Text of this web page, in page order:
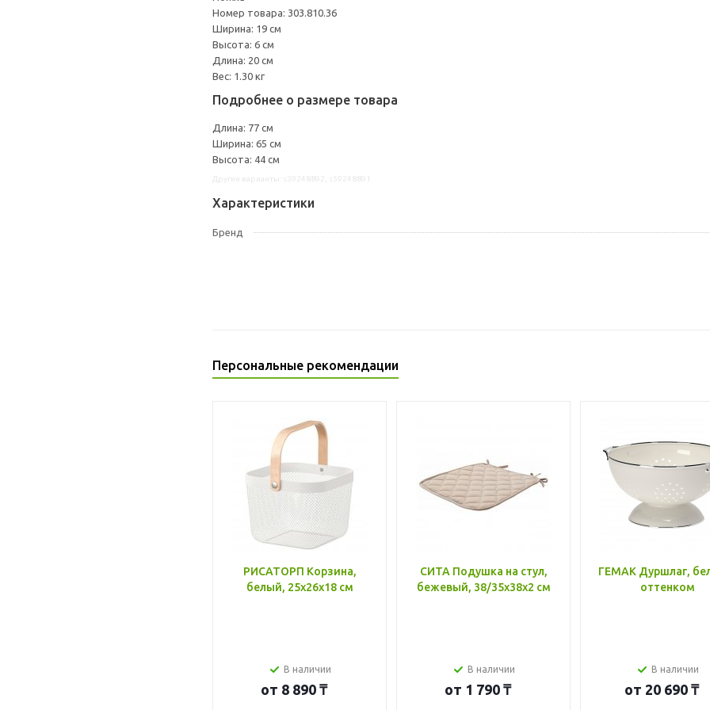
Номер товара: 303.810.36
Ширина: 19 см
Высота: 6 см
Длина: 20 см
Вес: 1.30 кг
Подробнее о размере товара
Длина: 77 см
Ширина: 65 см
Высота: 44 см
Характеристики
Бренд
Персональные рекомендации
РИСАТОРП Корзина,
белый, 25x26x18 см
В наличии
от 8 890 ₸
СИТА Подушка на стул,
бежевый, 38/35x38x2 см
В наличии
от 1 790 ₸
ГЕМАК Дуршлаг,
оттенком
В наличии
от 20 690 ₸